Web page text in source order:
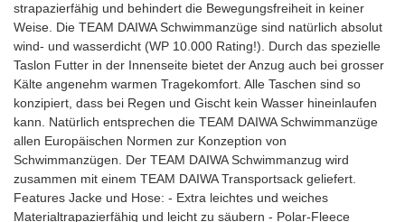
strapazierfähig und behindert die Bewegungsfreiheit in keiner
Weise. Die TEAM DAIWA Schwimmanzüge sind natürlich absolut
wind- und wasserdicht (WP 10.000 Rating!). Durch das spezielle
Taslon Futter in der Innenseite bietet der Anzug auch bei grosser
Kälte angenehm warmen Tragekomfort. Alle Taschen sind so
konzipiert, dass bei Regen und Gischt kein Wasser hineinlaufen
kann. Natürlich entsprechen die TEAM DAIWA Schwimmanzüge
allen Europäischen Normen zur Konzeption von
Schwimmanzügen. Der TEAM DAIWA Schwimmanzug wird
zusammen mit einem TEAM DAIWA Transportsack geliefert.
Features Jacke und Hose: - Extra leichtes und weiches
Materialtrapazierfähig und leicht zu säubern - Polar-Fleece